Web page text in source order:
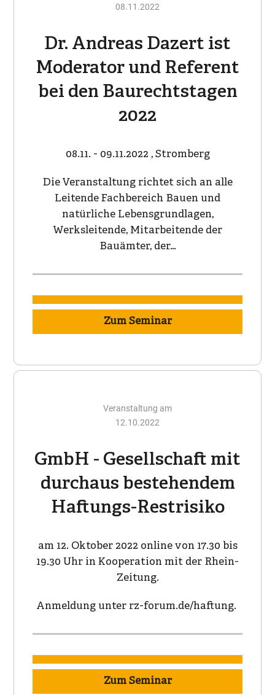
08.11.2022
Dr. Andreas Dazert ist
Moderator und Referent
bei den Baurechtstagen
2022
08.11. - 09.11.2022 , Stromberg
Die Veranstaltung richtet sich an alle
Leitende Fachbereich Bauen und
natürliche Lebensgrundlagen,
Werksleitende, Mitarbeitende der
Bauämter, der…
Zum Seminar
Veranstaltung am
12.10.2022
GmbH - Gesellschaft mit
durchaus bestehendem
Haftungs-Restrisiko
am 12. Oktober 2022 online von 17.30 bis
19.30 Uhr in Kooperation mit der Rhein-
Zeitung.
Anmeldung unter rz-forum.de/haftung.
Zum Seminar